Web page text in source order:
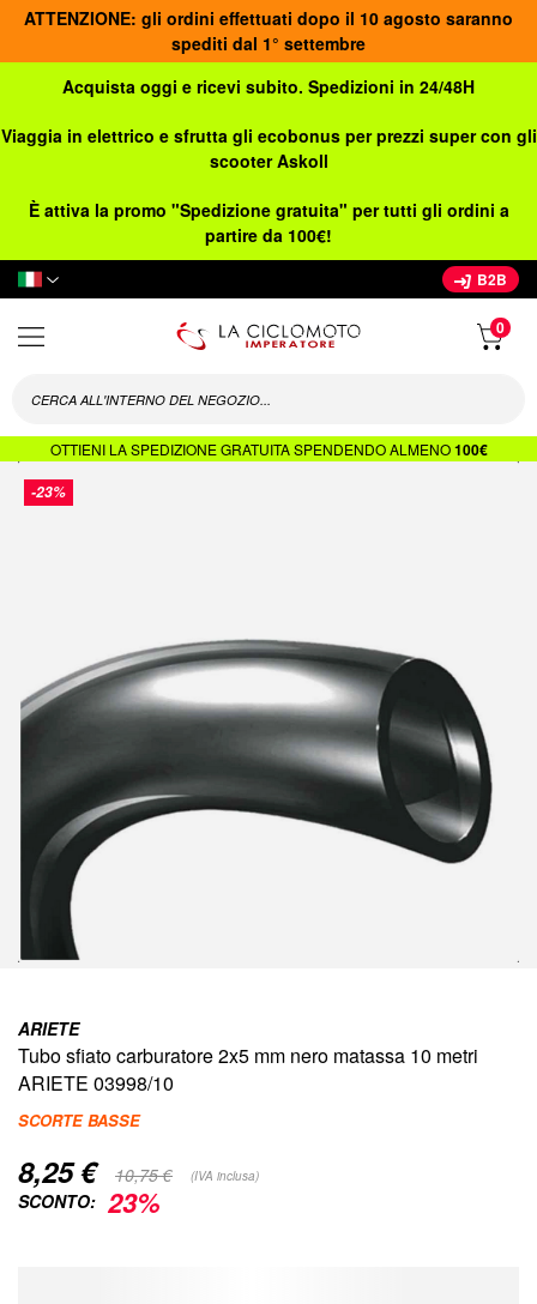
ATTENZIONE: gli ordini effettuati dopo il 10 agosto saranno
spediti dal 1° settembre
Acquista oggi e ricevi subito. Spedizioni in 24/48H
Viaggia in elettrico e sfrutta gli ecobonus per prezzi super con gli
scooter Askoll
È attiva la promo "Spedizione gratuita" per tutti gli ordini a
partire da 100€!
Lingua
B2B
OTTIENI LA SPEDIZIONE GRATUITA SPENDENDO ALMENO100€
alla
-23%
della
galleria
di
ARIETE
Tubo sfiato carburatore 2x5 mm nero matassa 10 metri
ARIETE 03998/10
SCORTE BASSE
Special
Price
8,25 € 10,75 € (IVA inclusa)
SCONTO: 23%